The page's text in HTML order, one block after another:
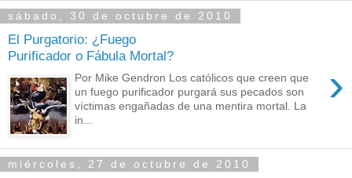
sábado, 30 de octubre de 2010
El Purgatorio: ¿Fuego
Purificador o Fábula Mortal?
›
Por Mike Gendron Los católicos que creen que
un fuego purificador purgará sus pecados son
víctimas engañadas de una mentira mortal. La
in...
miércoles, 27 de octubre de 2010